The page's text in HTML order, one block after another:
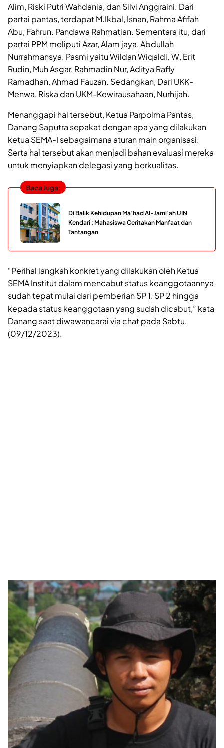
Alim, Riski Putri Wahdania, dan Silvi Anggraini. Dari
partai pantas, terdapat M.Ikbal, Isnan, Rahma Afifah
Abu, Fahrun. Pandawa Rahmatian. Sementara itu, dari
partai PPM meliputi Azar, Alam jaya, Abdullah
Nurrahmansya. Pasmi yaitu Wildan Wiqaldi. W, Erit
Rudin, Muh Asgar, Rahmadin Nur, Aditya Rafly
Ramadhan, Ahmad Fauzan. Sedangkan, Dari UKK-
Menwa, Riska dan UKM-Kewirausahaan, Nurhijah.
Menanggapi hal tersebut, Ketua Parpolma Pantas,
Danang Saputra sepakat dengan apa yang dilakukan
ketua SEMA-I sebagaimana aturan main organisasi.
Serta hal tersebut akan menjadi bahan evaluasi mereka
untuk menyiapkan delegasi yang berkualitas.
Baca Juga:
Di Balik Kehidupan Ma’had Al-Jami’ah UIN
Kendari : Mahasiswa Ceritakan Manfaat dan
Tantangan
“Perihal langkah konkret yang dilakukan oleh Ketua
SEMA Institut dalam mencabut status keanggotaannya
sudah tepat mulai dari pemberian SP 1, SP 2 hingga
kepada status keanggotaan yang sudah dicabut,” kata
Danang saat diwawancarai via chat pada Sabtu,
(09/12/2023).